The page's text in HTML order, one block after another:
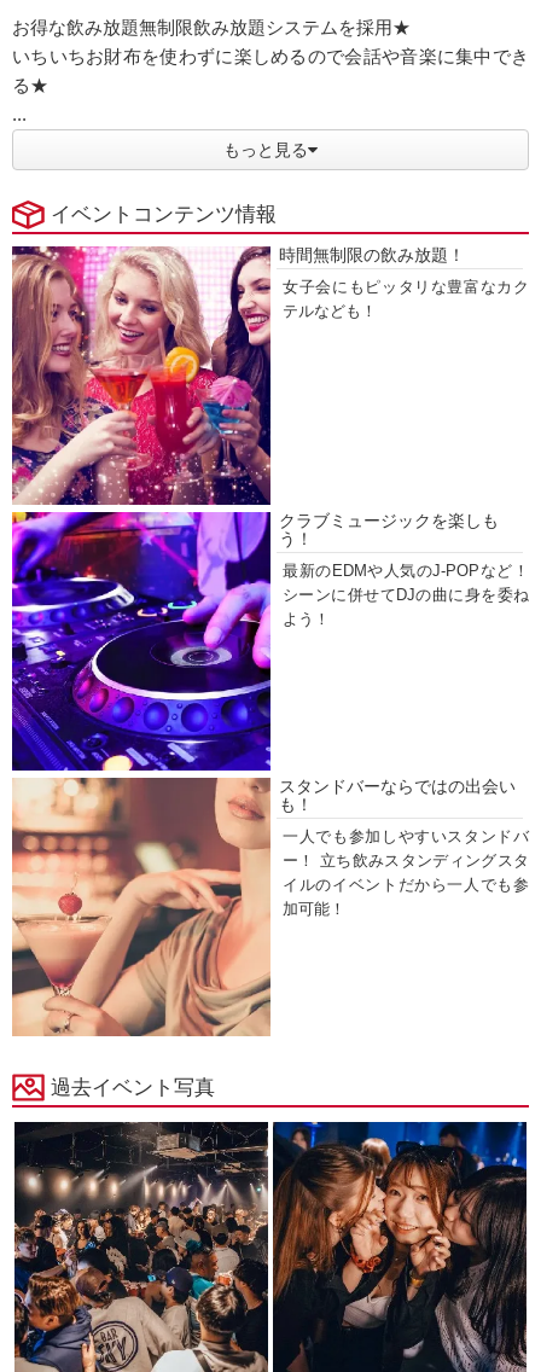
お得な飲み放題無制限飲み放題システムを採用★
いちいちお財布を使わずに楽しめるので会話や音楽に集中でき
る★
...
もっと見る
イベントコンテンツ情報
時間無制限の飲み放題！
女子会にもピッタリな豊富なカク
テルなども！
クラブミュージックを楽しも
う！
最新のEDMや人気のJ-POPなど！
シーンに併せてDJの曲に身を委ね
よう！
スタンドバーならではの出会い
も！
一人でも参加しやすいスタンドバ
ー！ 立ち飲みスタンディングスタ
イルのイベントだから一人でも参
加可能！
過去イベント写真